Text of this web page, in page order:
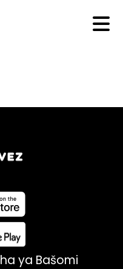
ya Bašomi